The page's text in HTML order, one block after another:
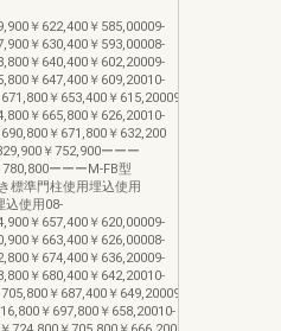
￥622,400￥585,00009-
￥630,400￥593,00008-
￥640,400￥602,20009-
￥647,400￥609,20010-
￥653,400￥615,20009-
￥665,800￥626,20010-
￥671,800￥632,200
￥752,900ーーー
ーーーM-FB型
標準門柱使用埋込使用
込使用08-
￥657,400￥620,00009-
￥663,400￥626,00008-
￥674,400￥636,20009-
￥680,400￥642,20010-
￥687,400￥649,20009-
￥697,800￥658,20010-